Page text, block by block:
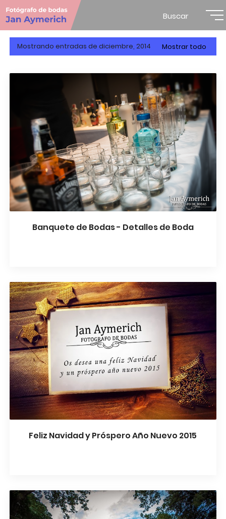
Buscar
Mostrando entradas de diciembre, 2014 Mostrar todo
Banquete de Bodas - Detalles de Boda
Feliz Navidad y Próspero Año Nuevo 2015